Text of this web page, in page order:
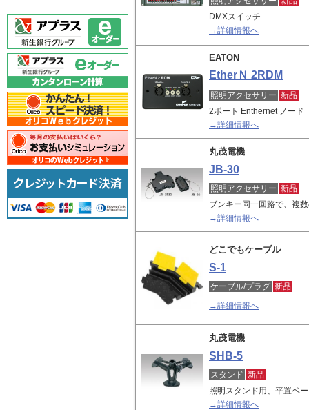
DMXスイッチ
→詳細情報へ
EATON
EtherＮ 2RDM
照明アクセサリー 新品
2ポート Enthernet ノード
→詳細情報へ
丸茂電機
JB-30
照明アクセサリー 新品
ブンキー同一回路で、複
→詳細情報へ
どこでもケーブル
S-1
ケーブル/プラグ 新品
→詳細情報へ
丸茂電機
SHB-5
スタンド 新品
照明スタンド用、平置ベ
→詳細情報へ